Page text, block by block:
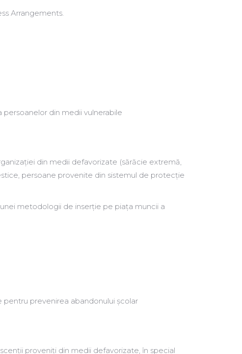
Arrangements.
din medii vulnerabile
din medii defavorizate (sărăcie extremă,
persoane provenite din sistemul de protecție
metodologii de inserție pe piața muncii a
pentru prevenirea abandonului școlar
proveniți din medii defavorizate, în special